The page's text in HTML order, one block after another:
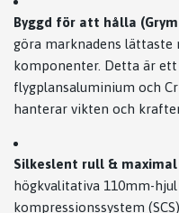
Byggd för att hålla
göra marknadens
komponenter. Detta är
flygplansaluminium och
hanterar vikten och
Silkeslent rull &
högkvalitativa 110mm-
kompressionssystem